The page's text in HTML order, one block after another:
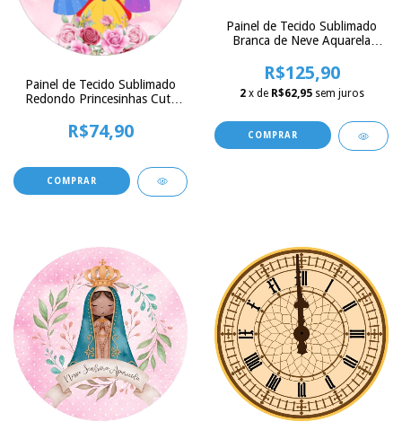
Painel de Tecido Sublimado
Redondo Princesinhas Cute
150x150cm
R$74,90
Painel de Tecido Sublimado
Branca de Neve Aquarela
R$125,90
2 x de R$62,95 sem juros
COMPRAR